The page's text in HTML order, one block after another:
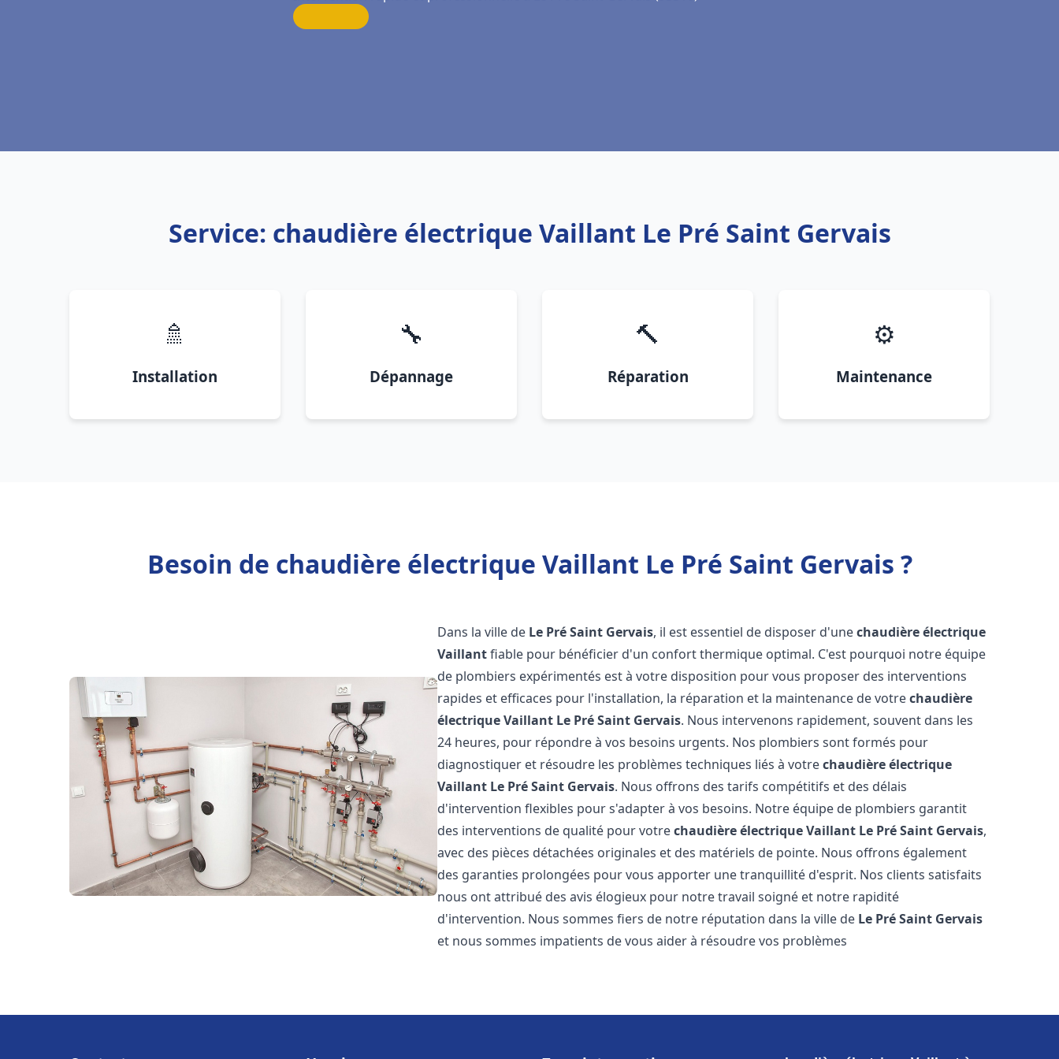
Service: chaudière électrique Vaillant Le Pré Saint Gervais
🚿
Installation
🔧
Dépannage
🔨
Réparation
⚙️
Maintenance
Besoin de chaudière électrique Vaillant Le Pré Saint Gervais ?
Dans la ville de Le Pré Saint Gervais, il est essentiel de disposer d'unechaudière électrique
Vaillantfiable pour bénéficier d'un confort thermique optimal. C'est pourquoi notre équipe
de plombiers expérimentés est à votre disposition pour vous proposer des interventions
rapides et efficaces pour l'installation, la réparation et la maintenance de votrechaudière
électrique Vaillant Le Pré Saint Gervais. Nous intervenons rapidement, souvent dans les
24 heures, pour répondre à vos besoins urgents. Nos plombiers sont formés pour
diagnostiquer et résoudre les problèmes techniques liés à votrechaudière électrique
Vaillant Le Pré Saint Gervais. Nous offrons des tarifs compétitifs et des délais
d'intervention flexibles pour s'adapter à vos besoins. Notre équipe de plombiers garantit
des interventions de qualité pour votrechaudière électrique Vaillant Le Pré Saint Gervais,
avec des pièces détachées originales et des matériels de pointe. Nous offrons également
des garanties prolongées pour vous apporter une tranquillité d'esprit. Nos clients satisfaits
nous ont attribué des avis élogieux pour notre travail soigné et notre rapidité
d'intervention. Nous sommes fiers de notre réputation dans la ville de Le Pré Saint Gervais
et nous sommes impatients de vous aider à résoudre vos problèmes